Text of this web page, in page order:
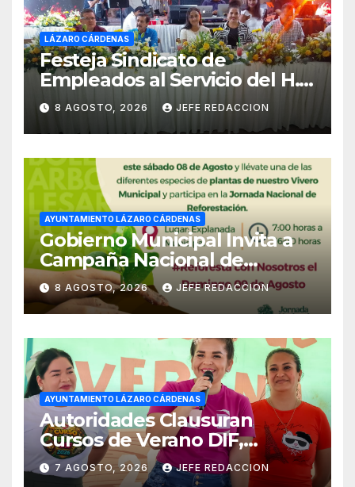
LÁZARO CÁRDENAS
Festeja Sindicato de
Empleados al Servicio del H.
Ayuntamiento de LZC Día del
Empleado Municipal
8 AGOSTO, 2026 JEFE REDACCION
AYUNTAMIENTO LÁZARO CÁRDENAS
Gobierno Municipal Invita a
Campaña Nacional de
Reforestación
8 AGOSTO, 2026 JEFE REDACCION
AYUNTAMIENTO LÁZARO CÁRDENAS
Autoridades Clausuran
Cursos de Verano DIF,
Seguridad Pública y Casa de
Cultura 2026
7 AGOSTO, 2026 JEFE REDACCION